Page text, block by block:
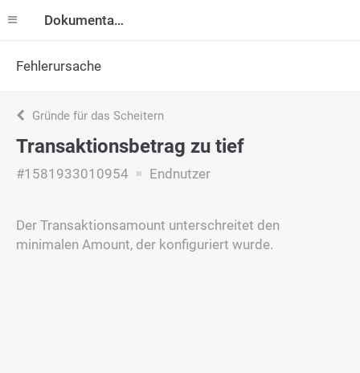
Dokumentation
Fehlerursache
Gründe für das Scheitern
Transaktionsbetrag zu tief
#1581933010954 Endnutzer
Der Transaktionsamount unterschreitet den
minimalen Amount, der konfiguriert wurde.